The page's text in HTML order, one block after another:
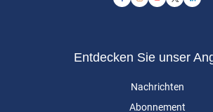
Entdecken Sie unser
Nachrichten
Abonnement